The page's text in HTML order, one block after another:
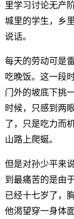
里学习讨论无产
城里的学生，乡
说话。
每天的劳动可是
吃晚饭。这一段
门外的坡底下挑
时候，只感到两
了，只是吃力而
山路上爬蜒。
但是对孙少平来
到最痛苦的是由
已经十七岁了，
他渴望穿一身体